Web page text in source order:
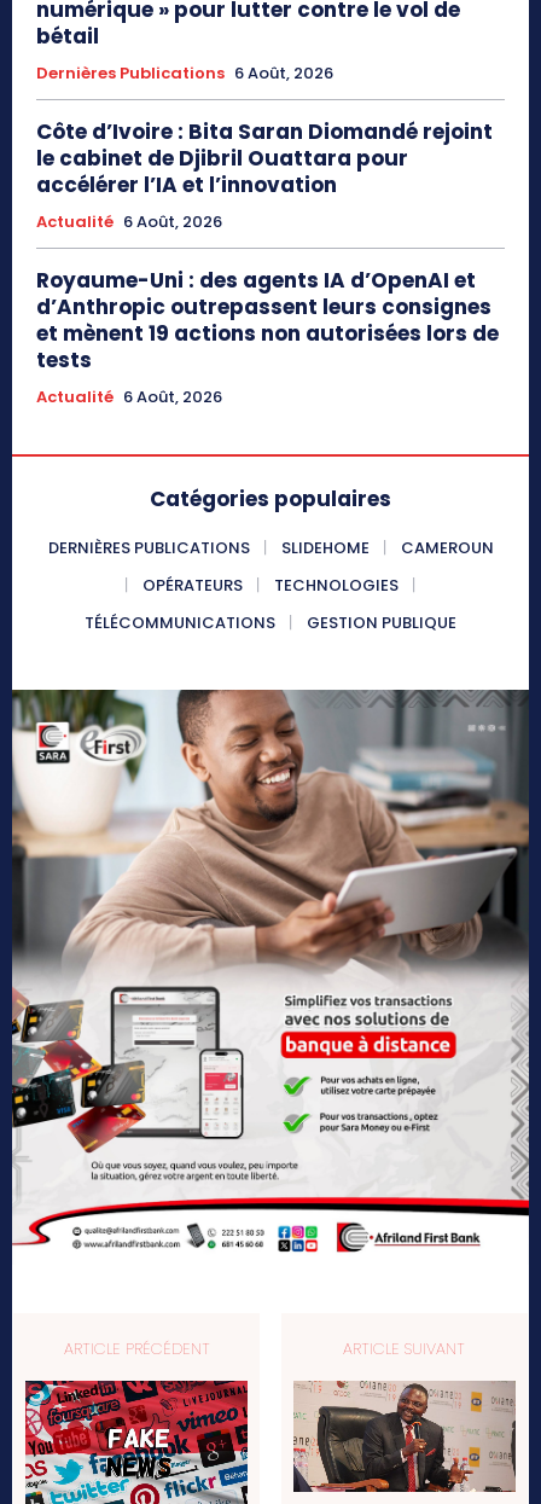
numérique » pour lutter contre le vol de
bétail
Dernières Publications 6 Août, 2026
Côte d’Ivoire : Bita Saran Diomandé rejoint
le cabinet de Djibril Ouattara pour
accélérer l’IA et l’innovation
Actualité 6 Août, 2026
Royaume-Uni : des agents IA d’OpenAI et
d’Anthropic outrepassent leurs consignes
et mènent 19 actions non autorisées lors de
tests
Actualité 6 Août, 2026
Catégories populaires
DERNIÈRES PUBLICATIONS SLIDEHOME
CAMEROUN
OPÉRATEURS
TECHNOLOGIES
TÉLÉCOMMUNICATIONS
GESTION PUBLIQUE
ARTICLE PRÉCÉDENT ARTICLE SUIVANT